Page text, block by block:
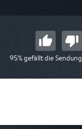
95% gefällt die Sendung